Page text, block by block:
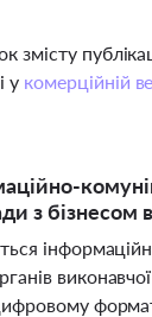
змісту
у комерційній
з бізнесом